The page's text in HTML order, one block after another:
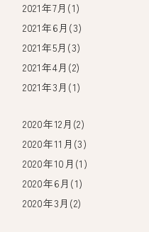
2021年7月(1)
2021年6月(3)
2021年5月(3)
2021年4月(2)
2021年3月(1)
2020年12月(2)
2020年11月(3)
2020年10月(1)
2020年6月(1)
2020年3月(2)